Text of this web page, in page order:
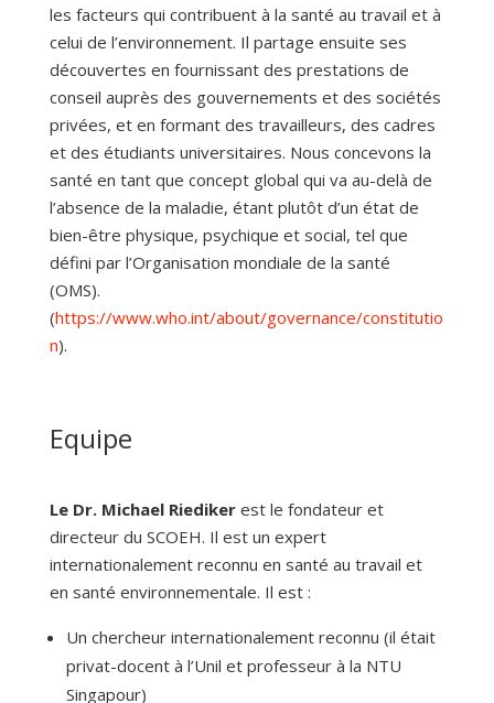
les facteurs qui contribuent à la santé au travail et à
celui de l’environnement. Il partage ensuite ses
découvertes en fournissant des prestations de
conseil auprès des gouvernements et des sociétés
privées, et en formant des travailleurs, des cadres
et des étudiants universitaires. Nous concevons la
santé en tant que concept global qui va au-delà de
l’absence de la maladie, étant plutôt d’un état de
bien-être physique, psychique et social, tel que
défini par l’Organisation mondiale de la santé
(OMS).
(https://www.who.int/about/governance/constitutio
n).
Equipe
Le Dr. Michael Riedikerest le fondateur et
directeur du SCOEH. Il est un expert
internationalement reconnu en santé au travail et
en santé environnementale. Il est :
Un chercheur internationalement reconnu (il était
privat-docent à l’Unil et professeur à la NTU
Singapour)